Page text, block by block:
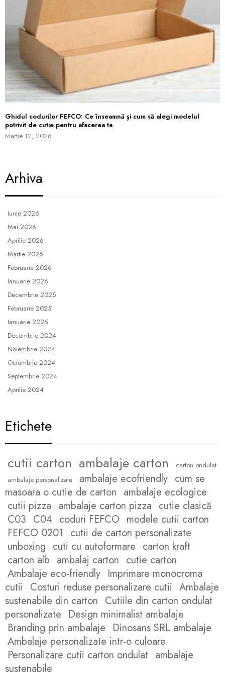
Ghidul codurilor FEFCO: Ce înseamnă și cum să alegi modelul
potrivit de cutie pentru afacerea ta
Martie 12, 2026
Arhiva
Iunie 2026
Mai 2026
Aprilie 2026
Martie 2026
Februarie 2026
Ianuarie 2026
Decembrie 2025
Februarie 2025
Ianuarie 2025
Decembrie 2024
Noiembrie 2024
Octombrie 2024
Septembrie 2024
Aprilie 2024
Etichete
cutii carton ambalaje carton
carton ondulat
ambalaje personalizate
ambalaje ecofriendly cum se
masoara o cutie de carton ambalaje ecologice
cutii pizza ambalaje carton pizza cutie clasică
C03 C04 coduri FEFCO modele cutii carton
FEFCO 0201 cutii de carton personalizate
unboxing cuti cu autoformare carton kraft
carton alb ambalaj carton cutie carton
Ambalaje eco-friendly Imprimare monocroma
cutii Costuri reduse personalizare cutii Ambalaje
sustenabile din carton Cutiile din carton ondulat
personalizate Design minimalist ambalaje
Branding prin ambalaje Dinosans SRL ambalaje
Ambalaje personalizate intr-o culoare
Personalizare cutii carton ondulat ambalaje
sustenabile